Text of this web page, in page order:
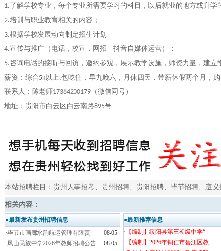
1.了解学校专业，每个专业所需要学习的科目，以后就业的地方或升学
2.培训与职业教育相关的内容；
3.根据学校发展动向制定招生计划；
4.宣传与推广（电话，校宣，网招，抖音自媒体运营）；
5.咨询电话的接听与回访，邀约参观，展示教学设施，师资力量，建立
薪资：综合5k以上,包吃住，早九晚六，月休四天，带薪休假两个月，
联系人：陈老师17384200179 （微信同号）
地址：贵阳市白云区白云南路895号
本站招聘栏目： 贵州人事招考、 贵州招聘、 贵阳招聘、 毕节招聘、 遵义
相关内容：
●最新发布贵州招聘信息
·毕节市画廊水韵航运管理有限责
08-05
·凤山民族中学2026年教师招聘公告
08-05
●最新推荐信息
· 【编制】绥阳县第三初级中学“
· 【编制】2026年铜仁市碧江区教